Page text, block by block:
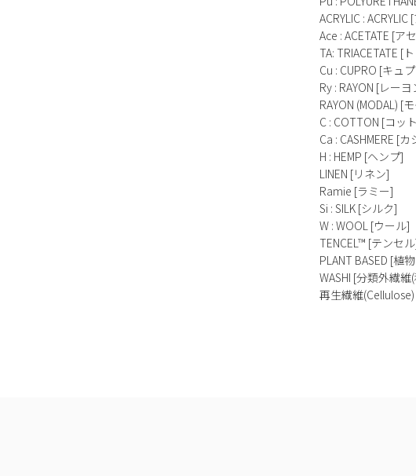
ACRYLIC : ACRYLIC
Ace : ACETATE [ア
TA: TRIACETATE [
Cu : CUPRO [キュ
Ry : RAYON [レーヨ
RAYON (MODAL) [
C : COTTON [コッ
Ca : CASHMERE [
H : HEMP [ヘンプ]
LINEN [リネン]
Ramie [ラミー]
Si : SILK [シルク]
W : WOOL [ウール]
TENCEL™ [テンセ
PLANT BASED [植
WASHI [分類外繊維
再生繊維(Cellulose)